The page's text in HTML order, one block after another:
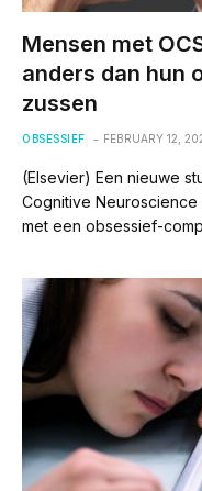
Mensen met
anders dan hun
zussen
OBSESSIEF FEBRUARY 12,
(Elsevier) Een nieuwe
Cognitive Neuroscience
met een obsessief-